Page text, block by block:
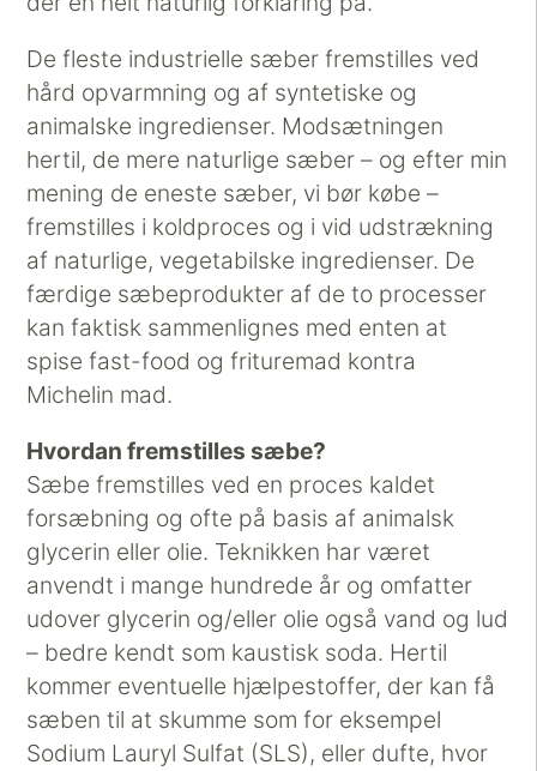
De fleste industrielle sæber fremstilles ved
hård opvarmning og af syntetiske og
animalske ingredienser. Modsætningen
hertil, de mere naturlige sæber – og efter min
mening de eneste sæber, vi bør købe –
fremstilles i koldproces og i vid udstrækning
af naturlige, vegetabilske ingredienser. De
færdige sæbeprodukter af de to processer
kan faktisk sammenlignes med enten at
spise fast-food og frituremad kontra
Michelin mad.
Hvordan fremstilles sæbe?
Sæbe fremstilles ved en proces kaldet
forsæbning og ofte på basis af animalsk
glycerin eller olie. Teknikken har været
anvendt i mange hundrede år og omfatter
udover glycerin og/eller olie også vand og lud
– bedre kendt som kaustisk soda. Hertil
kommer eventuelle hjælpestoffer, der kan få
sæben til at skumme som for eksempel
Sodium Lauryl Sulfat (SLS), eller dufte, hvor